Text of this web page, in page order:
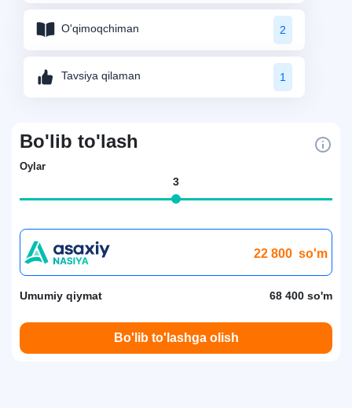
O'qimoqchiman 2
Tavsiya qilaman 1
Bo'lib to'lash
Oylar
3
22 800 so'm
Umumiy qiymat 68 400 so'm
Bo'lib to'lashga olish